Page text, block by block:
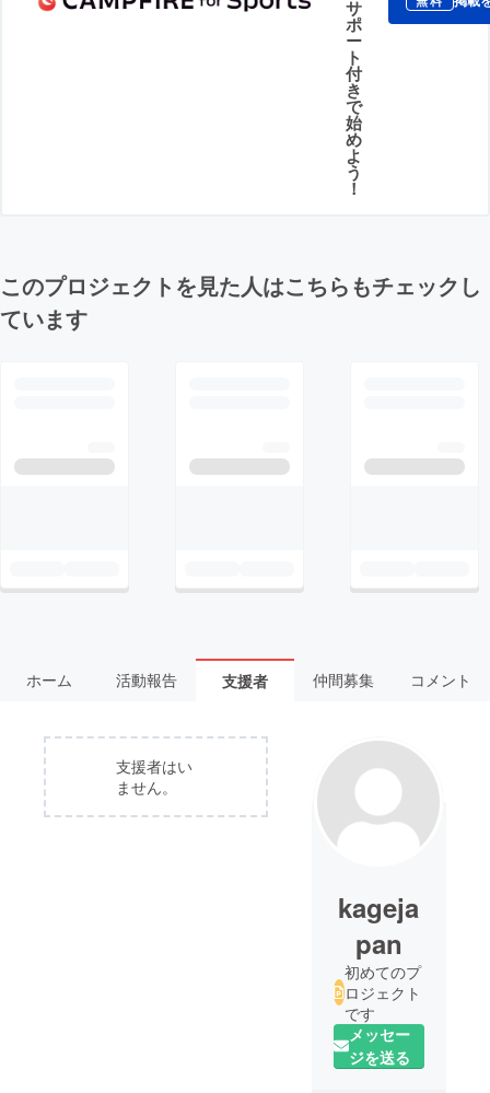
サ
ポ
ー
ト
付
き
で
始
め
よ
う
！
このプロジェクトを見た人はこちらもチェックし
ています
ホーム 活動報告 支援者 仲間募集 コメント
支援者はい
ません。
kageja
pan
初めてのプ
ロジェクト
です
メッセー
ジを送る